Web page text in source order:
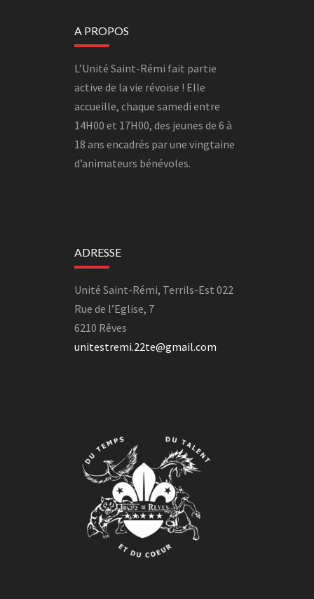
A PROPOS
L’Unité Saint-Rémi fait partie
active de la vie révoise ! Elle
accueille, chaque samedi entre
14H00 et 17H00, des jeunes de 6 à
18 ans encadrés par une vingtaine
d’animateurs bénévoles.
ADRESSE
Unité Saint-Rémi, Terrils-Est 022
Rue de l’Eglise, 7
6210 Rêves
unitestremi.22te@gmail.com